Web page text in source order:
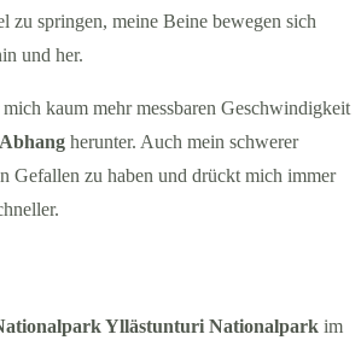
zu springen, meine Beine bewegen sich
und her.
kaum mehr messbaren Geschwindigkeit
herunter. Auch mein schwerer
Gefallen zu haben und drückt mich immer
Yllästunturi Nationalpark im